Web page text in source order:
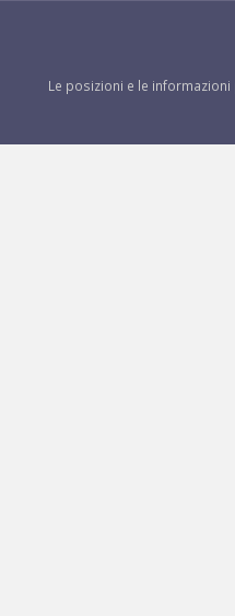
Le posizioni e le